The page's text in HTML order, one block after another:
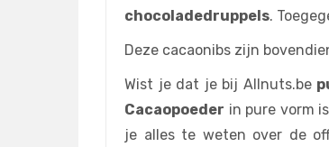
chocoladedruppels.
Deze cacaonibs zijn
Wist je dat je bij Allnuts.be
Cacaopoeder in pure vorm is
je alles te weten over de